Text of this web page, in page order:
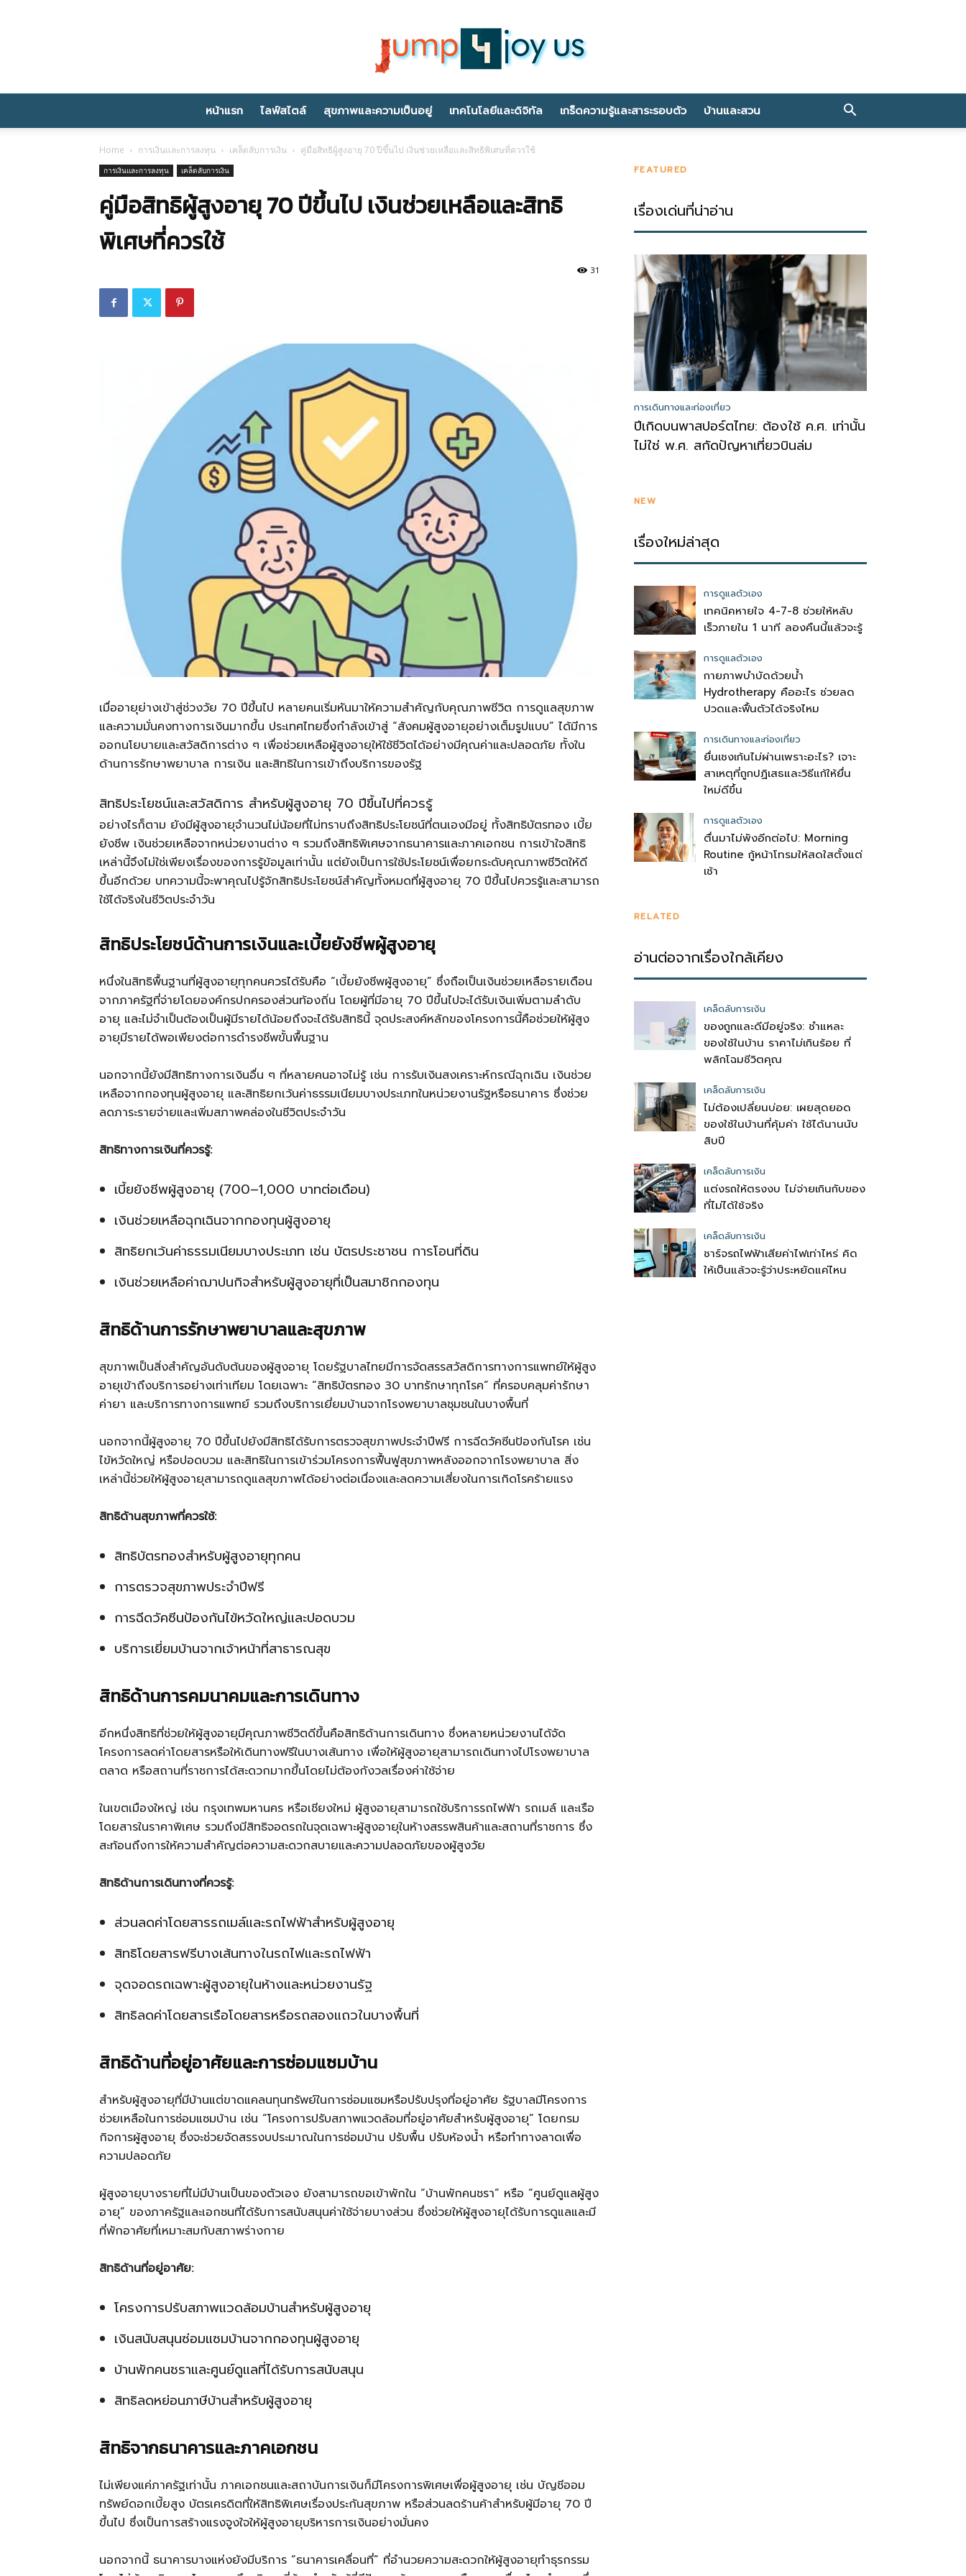
jump4joyus.com
หน้าแรก ไลฟ์สไตล์ สุขภาพและความเป็นอยู่ เทคโนโลยีและดิจิทัล เกร็ดความรู้และสาระรอบตัว บ้านและสวน
Home การเงินและการลงทุน เคล็ดลับการเงิน คู่มือสิทธิผู้สูงอายุ 70 ปีขึ้นไป เงินช่วยเหลือและสิทธิพิเศษที่ควรใช้
การเงินและการลงทุน เคล็ดลับการเงิน
คู่มือสิทธิผู้สูงอายุ 70 ปีขึ้นไป เงินช่วยเหลือและสิทธิ
พิเศษที่ควรใช้
31
เมื่ออายุย่างเข้าสู่ช่วงวัย 70 ปีขึ้นไป หลายคนเริ่มหันมาให้ความสำคัญกับคุณภาพชีวิต การดูแลสุขภาพ
และความมั่นคงทางการเงินมากขึ้น ประเทศไทยซึ่งกำลังเข้าสู่ “สังคมผู้สูงอายุอย่างเต็มรูปแบบ” ได้มีการ
ออกนโยบายและสวัสดิการต่าง ๆ เพื่อช่วยเหลือผู้สูงอายุให้ใช้ชีวิตได้อย่างมีคุณค่าและปลอดภัย ทั้งใน
ด้านการรักษาพยาบาล การเงิน และสิทธิในการเข้าถึงบริการของรัฐ
สิทธิประโยชน์และสวัสดิการ สำหรับผู้สูงอายุ 70 ปีขึ้นไปที่ควรรู้
อย่างไรก็ตาม ยังมีผู้สูงอายุจำนวนไม่น้อยที่ไม่ทราบถึงสิทธิประโยชน์ที่ตนเองมีอยู่ ทั้งสิทธิบัตรทอง เบี้ย
ยังชีพ เงินช่วยเหลือจากหน่วยงานต่าง ๆ รวมถึงสิทธิพิเศษจากธนาคารและภาคเอกชน การเข้าใจสิทธิ
เหล่านี้จึงไม่ใช่เพียงเรื่องของการรู้ข้อมูลเท่านั้น แต่ยังเป็นการใช้ประโยชน์เพื่อยกระดับคุณภาพชีวิตให้ดี
ขึ้นอีกด้วย บทความนี้จะพาคุณไปรู้จักสิทธิประโยชน์สำคัญทั้งหมดที่ผู้สูงอายุ 70 ปีขึ้นไปควรรู้และสามารถ
ใช้ได้จริงในชีวิตประจำวัน
สิทธิประโยชน์ด้านการเงินและเบี้ยยังชีพผู้สูงอายุ
หนึ่งในสิทธิพื้นฐานที่ผู้สูงอายุทุกคนควรได้รับคือ “เบี้ยยังชีพผู้สูงอายุ” ซึ่งถือเป็นเงินช่วยเหลือรายเดือน
จากภาครัฐที่จ่ายโดยองค์กรปกครองส่วนท้องถิ่น โดยผู้ที่มีอายุ 70 ปีขึ้นไปจะได้รับเงินเพิ่มตามลำดับ
อายุ และไม่จำเป็นต้องเป็นผู้มีรายได้น้อยถึงจะได้รับสิทธินี้ จุดประสงค์หลักของโครงการนี้คือช่วยให้ผู้สูง
อายุมีรายได้พอเพียงต่อการดำรงชีพขั้นพื้นฐาน
นอกจากนี้ยังมีสิทธิทางการเงินอื่น ๆ ที่หลายคนอาจไม่รู้ เช่น การรับเงินสงเคราะห์กรณีฉุกเฉิน เงินช่วย
เหลือจากกองทุนผู้สูงอายุ และสิทธิยกเว้นค่าธรรมเนียมบางประเภทในหน่วยงานรัฐหรือธนาคาร ซึ่งช่วย
ลดภาระรายจ่ายและเพิ่มสภาพคล่องในชีวิตประจำวัน
สิทธิทางการเงินที่ควรรู้:
เบี้ยยังชีพผู้สูงอายุ (700–1,000 บาทต่อเดือน)
เงินช่วยเหลือฉุกเฉินจากกองทุนผู้สูงอายุ
สิทธิยกเว้นค่าธรรมเนียมบางประเภท เช่น บัตรประชาชน การโอนที่ดิน
เงินช่วยเหลือค่าฌาปนกิจสำหรับผู้สูงอายุที่เป็นสมาชิกกองทุน
สิทธิด้านการรักษาพยาบาลและสุขภาพ
สุขภาพเป็นสิ่งสำคัญอันดับต้นของผู้สูงอายุ โดยรัฐบาลไทยมีการจัดสรรสวัสดิการทางการแพทย์ให้ผู้สูง
อายุเข้าถึงบริการอย่างเท่าเทียม โดยเฉพาะ “สิทธิบัตรทอง 30 บาทรักษาทุกโรค” ที่ครอบคลุมค่ารักษา
ค่ายา และบริการทางการแพทย์ รวมถึงบริการเยี่ยมบ้านจากโรงพยาบาลชุมชนในบางพื้นที่
นอกจากนี้ผู้สูงอายุ 70 ปีขึ้นไปยังมีสิทธิได้รับการตรวจสุขภาพประจำปีฟรี การฉีดวัคซีนป้องกันโรค เช่น
ไข้หวัดใหญ่ หรือปอดบวม และสิทธิในการเข้าร่วมโครงการฟื้นฟูสุขภาพหลังออกจากโรงพยาบาล สิ่ง
เหล่านี้ช่วยให้ผู้สูงอายุสามารถดูแลสุขภาพได้อย่างต่อเนื่องและลดความเสี่ยงในการเกิดโรคร้ายแรง
สิทธิด้านสุขภาพที่ควรใช้:
สิทธิบัตรทองสำหรับผู้สูงอายุทุกคน
การตรวจสุขภาพประจำปีฟรี
การฉีดวัคซีนป้องกันไข้หวัดใหญ่และปอดบวม
บริการเยี่ยมบ้านจากเจ้าหน้าที่สาธารณสุข
สิทธิด้านการคมนาคมและการเดินทาง
อีกหนึ่งสิทธิที่ช่วยให้ผู้สูงอายุมีคุณภาพชีวิตดีขึ้นคือสิทธิด้านการเดินทาง ซึ่งหลายหน่วยงานได้จัด
โครงการลดค่าโดยสารหรือให้เดินทางฟรีในบางเส้นทาง เพื่อให้ผู้สูงอายุสามารถเดินทางไปโรงพยาบาล
ตลาด หรือสถานที่ราชการได้สะดวกมากขึ้นโดยไม่ต้องกังวลเรื่องค่าใช้จ่าย
ในเขตเมืองใหญ่ เช่น กรุงเทพมหานคร หรือเชียงใหม่ ผู้สูงอายุสามารถใช้บริการรถไฟฟ้า รถเมล์ และเรือ
โดยสารในราคาพิเศษ รวมถึงมีสิทธิจอดรถในจุดเฉพาะผู้สูงอายุในห้างสรรพสินค้าและสถานที่ราชการ ซึ่ง
สะท้อนถึงการให้ความสำคัญต่อความสะดวกสบายและความปลอดภัยของผู้สูงวัย
สิทธิด้านการเดินทางที่ควรรู้:
ส่วนลดค่าโดยสารรถเมล์และรถไฟฟ้าสำหรับผู้สูงอายุ
สิทธิโดยสารฟรีบางเส้นทางในรถไฟและรถไฟฟ้า
จุดจอดรถเฉพาะผู้สูงอายุในห้างและหน่วยงานรัฐ
สิทธิลดค่าโดยสารเรือโดยสารหรือรถสองแถวในบางพื้นที่
สิทธิด้านที่อยู่อาศัยและการซ่อมแซมบ้าน
สำหรับผู้สูงอายุที่มีบ้านแต่ขาดแคลนทุนทรัพย์ในการซ่อมแซมหรือปรับปรุงที่อยู่อาศัย รัฐบาลมีโครงการ
ช่วยเหลือในการซ่อมแซมบ้าน เช่น “โครงการปรับสภาพแวดล้อมที่อยู่อาศัยสำหรับผู้สูงอายุ” โดยกรม
กิจการผู้สูงอายุ ซึ่งจะช่วยจัดสรรงบประมาณในการซ่อมบ้าน ปรับพื้น ปรับห้องน้ำ หรือทำทางลาดเพื่อ
ความปลอดภัย
ผู้สูงอายุบางรายที่ไม่มีบ้านเป็นของตัวเอง ยังสามารถขอเข้าพักใน “บ้านพักคนชรา” หรือ “ศูนย์ดูแลผู้สูง
อายุ” ของภาครัฐและเอกชนที่ได้รับการสนับสนุนค่าใช้จ่ายบางส่วน ซึ่งช่วยให้ผู้สูงอายุได้รับการดูแลและมี
ที่พักอาศัยที่เหมาะสมกับสภาพร่างกาย
สิทธิด้านที่อยู่อาศัย:
โครงการปรับสภาพแวดล้อมบ้านสำหรับผู้สูงอายุ
เงินสนับสนุนซ่อมแซมบ้านจากกองทุนผู้สูงอายุ
บ้านพักคนชราและศูนย์ดูแลที่ได้รับการสนับสนุน
สิทธิลดหย่อนภาษีบ้านสำหรับผู้สูงอายุ
สิทธิจากธนาคารและภาคเอกชน
ไม่เพียงแค่ภาครัฐเท่านั้น ภาคเอกชนและสถาบันการเงินก็มีโครงการพิเศษเพื่อผู้สูงอายุ เช่น บัญชีออม
ทรัพย์ดอกเบี้ยสูง บัตรเครดิตที่ให้สิทธิพิเศษเรื่องประกันสุขภาพ หรือส่วนลดร้านค้าสำหรับผู้มีอายุ 70 ปี
ขึ้นไป ซึ่งเป็นการสร้างแรงจูงใจให้ผู้สูงอายุบริหารการเงินอย่างมั่นคง
นอกจากนี้ ธนาคารบางแห่งยังมีบริการ “ธนาคารเคลื่อนที่” ที่อำนวยความสะดวกให้ผู้สูงอายุทำธุรกรรม
FEATURED
เรื่องเด่นที่น่าอ่าน
การเดินทางและท่องเที่ยว
ปีเกิดบนพาสปอร์ตไทย: ต้องใช้ ค.ศ. เท่านั้น
ไม่ใช่ พ.ศ. สกัดปัญหาเที่ยวบินล่ม
NEW
เรื่องใหม่ล่าสุด
การดูแลตัวเอง
เทคนิคหายใจ 4-7-8 ช่วยให้หลับ
เร็วภายใน 1 นาที ลองคืนนี้แล้วจะรู้
การดูแลตัวเอง
กายภาพบำบัดด้วยน้ำ
Hydrotherapy คืออะไร ช่วยลด
ปวดและฟื้นตัวได้จริงไหม
การเดินทางและท่องเที่ยว
ยื่นเชงเก้นไม่ผ่านเพราะอะไร? เจาะ
สาเหตุที่ถูกปฏิเสธและวิธีแก้ให้ยื่น
ใหม่ดีขึ้น
การดูแลตัวเอง
ตื่นมาไม่พังอีกต่อไป: Morning
Routine กู้หน้าโทรมให้สดใสตั้งแต่
เช้า
RELATED
อ่านต่อจากเรื่องใกล้เคียง
เคล็ดลับการเงิน
ของถูกและดีมีอยู่จริง: ชำแหละ
ของใช้ในบ้าน ราคาไม่เกินร้อย ที่
พลิกโฉมชีวิตคุณ
เคล็ดลับการเงิน
ไม่ต้องเปลี่ยนบ่อย: เผยสุดยอด
ของใช้ในบ้านที่คุ้มค่า ใช้ได้นานนับ
สิบปี
เคล็ดลับการเงิน
แต่งรถให้ตรงงบ ไม่จ่ายเกินกับของ
ที่ไม่ได้ใช้จริง
เคล็ดลับการเงิน
ชาร์จรถไฟฟ้าเสียค่าไฟเท่าไหร่ คิด
ให้เป็นแล้วจะรู้ว่าประหยัดแค่ไหน